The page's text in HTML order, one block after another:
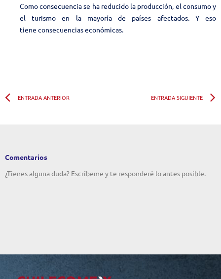
Como consecuencia se ha reducido la producción, el consumo y
el turismo en la mayoría de países afectados. Y eso
tiene consecuencias económicas.
Ant
ENTRADA ANTERIOR ENTRADA SIGUIENTE
Comentarios
¿Tienes alguna duda? Escríbeme y te responderé lo antes posible.